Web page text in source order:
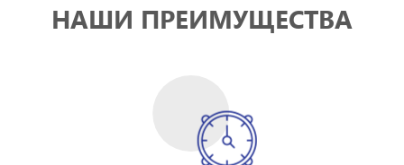
НАШИ ПРЕИМУЩЕСТВА